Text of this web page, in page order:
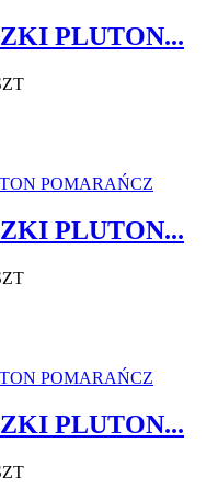
PLUTON...
PLUTON...
PLUTON...